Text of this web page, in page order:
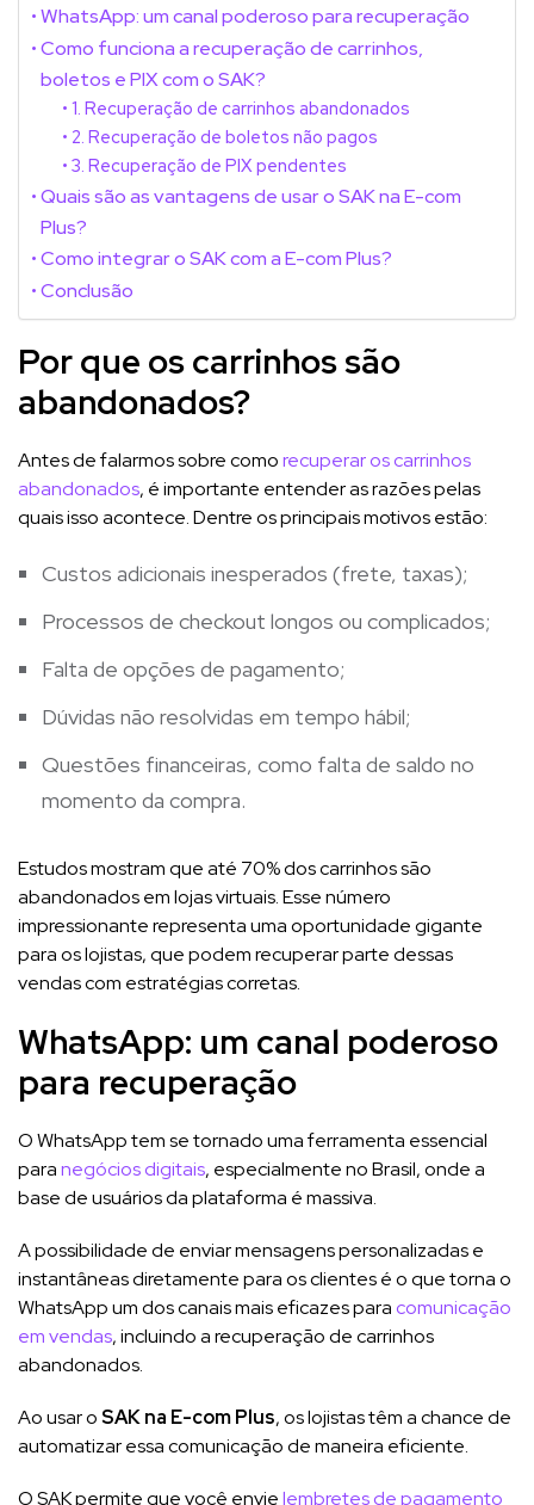
WhatsApp: um canal poderoso para recuperação
Como funciona a recuperação de carrinhos,
boletos e PIX com o SAK?
1. Recuperação de carrinhos abandonados
2. Recuperação de boletos não pagos
3. Recuperação de PIX pendentes
Quais são as vantagens de usar o SAK na E-com
Plus?
Como integrar o SAK com a E-com Plus?
Conclusão
Por que os carrinhos são
abandonados?
Antes de falarmos sobre comorecuperar os carrinhos
abandonados, é importante entender as razões pelas
quais isso acontece. Dentre os principais motivos estão:
Custos adicionais inesperados (frete, taxas);
Processos de checkout longos ou complicados;
Falta de opções de pagamento;
Dúvidas não resolvidas em tempo hábil;
Questões financeiras, como falta de saldo no
momento da compra.
Estudos mostram que até 70% dos carrinhos são
abandonados em lojas virtuais. Esse número
impressionante representa uma oportunidade gigante
para os lojistas, que podem recuperar parte dessas
vendas com estratégias corretas.
WhatsApp: um canal poderoso
para recuperação
O WhatsApp tem se tornado uma ferramenta essencial
paranegócios digitais, especialmente no Brasil, onde a
base de usuários da plataforma é massiva.
A possibilidade de enviar mensagens personalizadas e
instantâneas diretamente para os clientes é o que torna o
WhatsApp um dos canais mais eficazes para comunicação
em vendas, incluindo a recuperação de carrinhos
abandonados.
Ao usar oSAK na E-com Plus, os lojistas têm a chance de
automatizar essa comunicação de maneira eficiente.
O SAK permite que você envielembretes de pagamento